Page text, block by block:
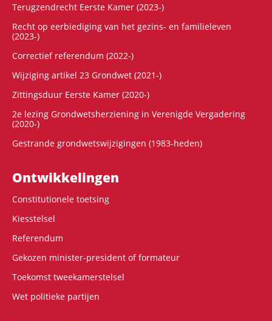
Terugzendrecht Eerste Kamer (2023-)
Recht op eerbiediging van het gezins- en familieleven
(2023-)
Correctief referendum (2022-)
Wijziging artikel 23 Grondwet (2021-)
Zittingsduur Eerste Kamer (2020-)
2e lezing Grondwetsherziening in Verenigde Vergadering
(2020-)
Gestrande grondwetswijzigingen (1983-heden)
Ontwikke­lingen
Constitutionele toetsing
Kiesstelsel
Referendum
Gekozen minister-president of formateur
Toekomst tweekamerstelsel
Wet politieke partijen